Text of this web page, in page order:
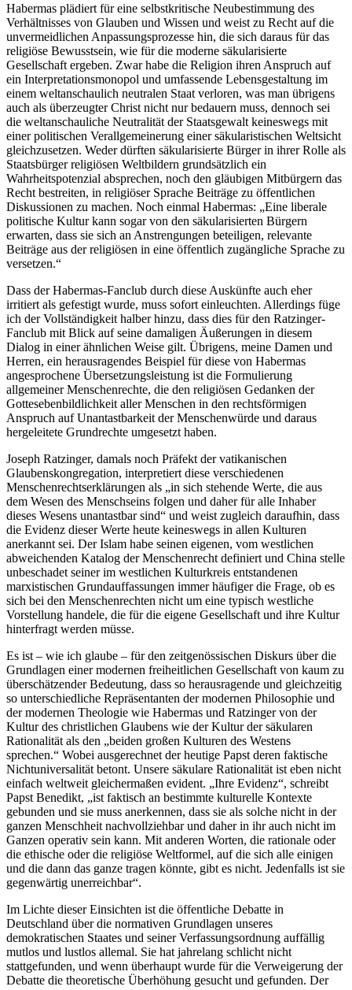
Habermas plädiert für eine selbstkritische Neubestimmung des
Verhältnisses von Glauben und Wissen und weist zu Recht auf die
unvermeidlichen Anpassungsprozesse hin, die sich daraus für das
religiöse Bewusstsein, wie für die moderne säkularisierte
Gesellschaft ergeben. Zwar habe die Religion ihren Anspruch auf
ein Interpretationsmonopol und umfassende Lebensgestaltung im
einem weltanschaulich neutralen Staat verloren, was man übrigens
auch als überzeugter Christ nicht nur bedauern muss, dennoch sei
die weltanschauliche Neutralität der Staatsgewalt keineswegs mit
einer politischen Verallgemeinerung einer säkularistischen Weltsicht
gleichzusetzen. Weder dürften säkularisierte Bürger in ihrer Rolle als
Staatsbürger religiösen Weltbildern grundsätzlich ein
Wahrheitspotenzial absprechen, noch den gläubigen Mitbürgern das
Recht bestreiten, in religiöser Sprache Beiträge zu öffentlichen
Diskussionen zu machen. Noch einmal Habermas: „Eine liberale
politische Kultur kann sogar von den säkularisierten Bürgern
erwarten, dass sie sich an Anstrengungen beteiligen, relevante
Beiträge aus der religiösen in eine öffentlich zugängliche Sprache zu
versetzen.“
Dass der Habermas-Fanclub durch diese Auskünfte auch eher
irritiert als gefestigt wurde, muss sofort einleuchten. Allerdings füge
ich der Vollständigkeit halber hinzu, dass dies für den Ratzinger-
Fanclub mit Blick auf seine damaligen Äußerungen in diesem
Dialog in einer ähnlichen Weise gilt. Übrigens, meine Damen und
Herren, ein herausragendes Beispiel für diese von Habermas
angesprochene Übersetzungsleistung ist die Formulierung
allgemeiner Menschenrechte, die den religiösen Gedanken der
Gottesebenbildlichkeit aller Menschen in den rechtsförmigen
Anspruch auf Unantastbarkeit der Menschenwürde und daraus
hergeleitete Grundrechte umgesetzt haben.
Joseph Ratzinger, damals noch Präfekt der vatikanischen
Glaubenskongregation, interpretiert diese verschiedenen
Menschenrechtserklärungen als „in sich stehende Werte, die aus
dem Wesen des Menschseins folgen und daher für alle Inhaber
dieses Wesens unantastbar sind“ und weist zugleich daraufhin, dass
die Evidenz dieser Werte heute keineswegs in allen Kulturen
anerkannt sei. Der Islam habe seinen eigenen, vom westlichen
abweichenden Katalog der Menschenrecht definiert und China stelle
unbeschadet seiner im westlichen Kulturkreis entstandenen
marxistischen Grundauffassungen immer häufiger die Frage, ob es
sich bei den Menschenrechten nicht um eine typisch westliche
Vorstellung handele, die für die eigene Gesellschaft und ihre Kultur
hinterfragt werden müsse.
Es ist – wie ich glaube – für den zeitgenössischen Diskurs über die
Grundlagen einer modernen freiheitlichen Gesellschaft von kaum zu
überschätzender Bedeutung, dass so herausragende und gleichzeitig
so unterschiedliche Repräsentanten der modernen Philosophie und
der modernen Theologie wie Habermas und Ratzinger von der
Kultur des christlichen Glaubens wie der Kultur der säkularen
Rationalität als den „beiden großen Kulturen des Westens
sprechen.“ Wobei ausgerechnet der heutige Papst deren faktische
Nichtuniversalität betont. Unsere säkulare Rationalität ist eben nicht
einfach weltweit gleichermaßen evident. „Ihre Evidenz“, schreibt
Papst Benedikt, „ist faktisch an bestimmte kulturelle Kontexte
gebunden und sie muss anerkennen, dass sie als solche nicht in der
ganzen Menschheit nachvollziehbar und daher in ihr auch nicht im
Ganzen operativ sein kann. Mit anderen Worten, die rationale oder
die ethische oder die religiöse Weltformel, auf die sich alle einigen
und die dann das ganze tragen könnte, gibt es nicht. Jedenfalls ist sie
gegenwärtig unerreichbar“.
Im Lichte dieser Einsichten ist die öffentliche Debatte in
Deutschland über die normativen Grundlagen unseres
demokratischen Staates und seiner Verfassungsordnung auffällig
mutlos und lustlos allemal. Sie hat jahrelang schlicht nicht
stattgefunden, und wenn überhaupt wurde für die Verweigerung der
Debatte die theoretische Überhöhung gesucht und gefunden. Der